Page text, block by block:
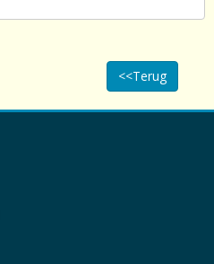
<<Terug